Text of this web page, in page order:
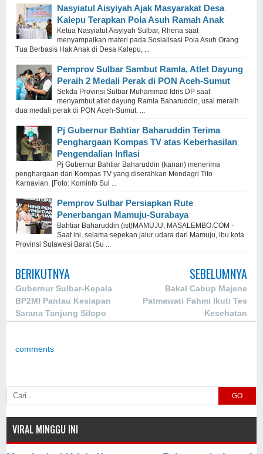
Nasyiatul Aisyiyah Ajak Masyarakat Desa
Kalepu Terapkan Pola Asuh Ramah Anak
Ketua Nasyiatul Aisyiyah Sulbar, Rhena saat
menyampaikan materi pada Sosialisasi Pola Asuh Orang
Tua Berbasis Hak Anak di Desa Kalepu, ...
Pemprov Sulbar Sambut Ramla, Atlet Dayung
Peraih 2 Medali Perak di PON Aceh-Sumut
Sekda Provinsi Sulbar Muhammad Idris DP saat
menyambut atlet dayung Ramla Baharuddin, usai meraih
dua medali perak di PON Aceh-Sumut. ...
Pj Gubernur Bahtiar Baharuddin Terima
Penghargaan Kompas TV atas Keberhasilan
Pengendalian Inflasi
Pj Gubernur Bahtiar Baharuddin (kanan) menerima
penghargaan dari Kompas TV yang diserahkan Mendagri Tito
Karnavian. [Foto: Kominfo Sul ...
Pemprov Sulbar Persiapkan Rute
Penerbangan Mamuju-Surabaya
Bahtiar Baharuddin (ist)MAMUJU, MASALEMBO.COM -
Saat ini, selama sepekan jalur udara dari Mamuju, ibu kota
Provinsi Sulawesi Barat (Su ...
BERIKUTNYA
Gubernur Sulbar-Kepala
BP2MI Pantau Kesiapan
Sarana Tanjung Silopo
SEBELUMNYA
Bakal Cabup Majene
Patmawati Fahmi Ikuti Tes
Kesehatan
comments
GO
VIRAL MINGGU INI